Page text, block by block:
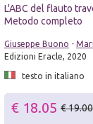
L'ABC del flauto
Metodo completo
Giuseppe Buono -
Edizioni Eracle, 2020
testo in italiano
€ 18.05 € 19.00